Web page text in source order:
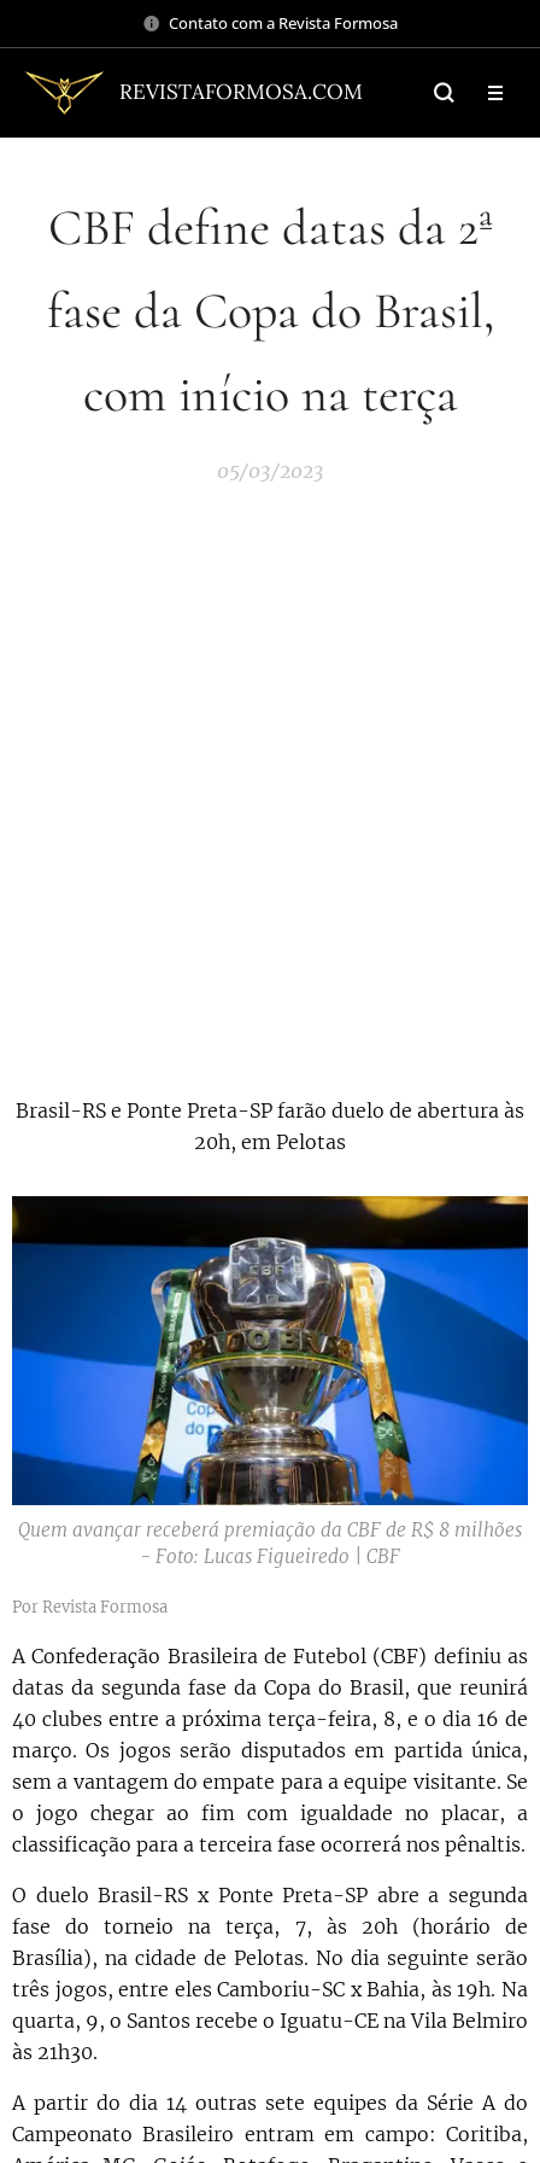
Contato com a Revista Formosa
REVISTAFORMOSA.COM
CBF define datas da 2ª
fase da Copa do Brasil,
com início na terça
05/03/2023
Brasil-RS e Ponte Preta-SP farão duelo de abertura às
20h, em Pelotas
Quem avançar receberá premiação da CBF de R$ 8 milhões
- Foto: Lucas Figueiredo | CBF
Por Revista Formosa
A Confederação Brasileira de Futebol (CBF) definiu as
datas da segunda fase da Copa do Brasil, que reunirá
40 clubes entre a próxima terça-feira, 8, e o dia 16 de
março. Os jogos serão disputados em partida única,
sem a vantagem do empate para a equipe visitante. Se
o jogo chegar ao fim com igualdade no placar, a
classificação para a terceira fase ocorrerá nos pênaltis.
O duelo Brasil-RS x Ponte Preta-SP abre a segunda
fase do torneio na terça, 7, às 20h (horário de
Brasília), na cidade de Pelotas. No dia seguinte serão
três jogos, entre eles Camboriu-SC x Bahia, às 19h. Na
quarta, 9, o Santos recebe o Iguatu-CE na Vila Belmiro
às 21h30.
A partir do dia 14 outras sete equipes da Série A do
Campeonato Brasileiro entram em campo: Coritiba,